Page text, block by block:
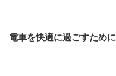
電車を快適に過ごすために